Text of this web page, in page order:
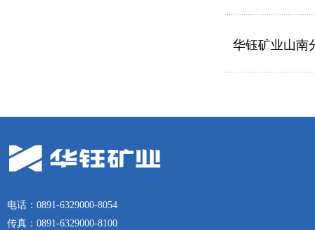
华钰矿业山南
电话：0891-6329000-8054
传真：0891-6329000-8100